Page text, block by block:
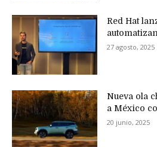
Red Hat
27 agosto, 2025
Nueva ola
a México
20 junio, 2025